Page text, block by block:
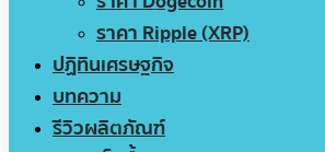
ราคา Ripple (XRP)
ปฏิทินเศรษฐกิจ
บทความ
รีวิวผลิตภัณฑ์